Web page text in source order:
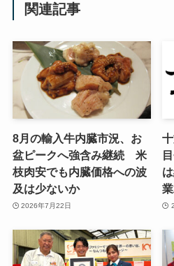
関連記事
8月の輸入牛内臓市況、お
盆ピークへ強含み継続 米
枝肉安でも内臓価格への波
及は少ないか
2026年7月22日